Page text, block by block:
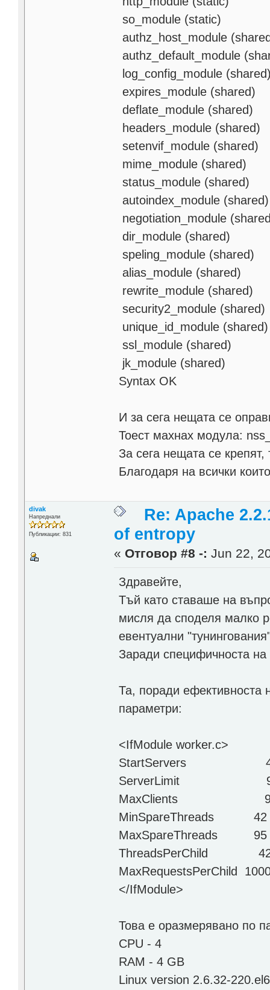
so_module (static)
authz_host_module
authz_default_module
log_config_module
expires_module (shared)
deflate_module (shared)
headers_module (shared)
setenvif_module (shared)
mime_module (shared)
status_module (shared)
autoindex_module (shared)
negotiation_module
dir_module (shared)
speling_module (shared)
alias_module (shared)
rewrite_module (shared)
security2_module (shared)
unique_id_module (shared)
ssl_module (shared)
jk_module (shared)
Syntax OK
И за сега нещата се
Тоест махнах модула:
За сега нещата се крепят,
Благодаря на всички
divak
Напреднали
Публикации: 831
Re: Apache
of entropy
« Отговор #8 -: Jun 22,
Здравейте,
Тъй като ставаше на
мисля да споделя малко
евентуални
Заради специфичноста
Та, поради ефективноста
параметри:
<IfModule worker.c>
StartServers
ServerLimit
MaxClients
MinSpareThreads 42
MaxSpareThreads 95
ThreadsPerChild
MaxRequestsPerChild
</IfModule>
Това е оразмерявано по
CPU - 4
RAM - 4 GB
Linux version 2.6.32-